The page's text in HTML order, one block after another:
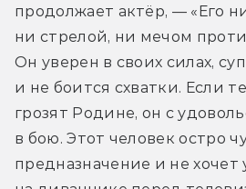
продолжает актёр, — «Его
ни стрелой, ни мечом
Он уверен в своих силах,
и не боится схватки. Если
грозят Родине, он с
в бою. Этот человек остро
предназначение и не